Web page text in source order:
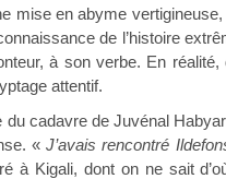
mise en abyme
de l’histoire
à son verbe. En
attentif.
du cadavre de Juvénal
«J’avais rencontré
à Kigali, dont on ne sait